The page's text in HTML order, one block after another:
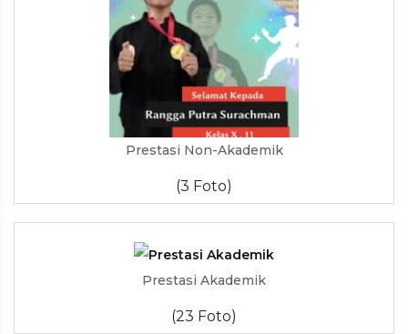
Prestasi Non-Akademik
(3 Foto)
Prestasi Akademik
(23 Foto)